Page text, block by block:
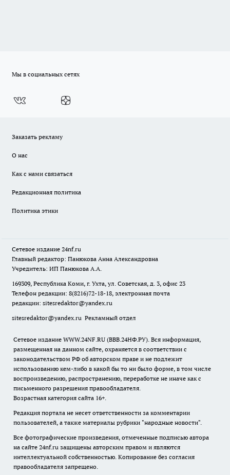
Мы в социальных сетях
Заказать рекламу
О нас
Как с нами связаться
Редакционная политика
Политика этики
Сетевое издание 24nf.ru
Главный редактор: Панюкова Анна Александровна
Учредитель: ИП Панюкова А.А.
169309, Республика Коми, г. Ухта, ул. Советская, д. 3, офис 23
Телефон редакции: 8(8216)72-18-18, электронная почта
редакции: sitesredaktor@yandex.ru
sitesredaktor@yandex.ru Рекламный отдел
Сетевое издание WWW.24NF.RU (ВВВ.24НФ.РУ). Вся информация,
размещенная на данном сайте, охраняется в соответствии с
законодательством РФ об авторском праве и не подлежит
использованию кем-либо в какой бы то ни было форме, в том числе
воспроизведению, распространению, переработке не иначе как с
письменного разрешения правообладателя.
Возрастная категория сайта 16+.
Редакция портала не несет ответственности за комментарии
пользователей, а также материалы рубрики "народные новости".
Все фотографические произведения, отмеченные подписью автора
на сайте 24nf.ru защищены авторским правом и являются
интеллектуальной собственностью. Копирование без согласия
правообладателя запрещено.